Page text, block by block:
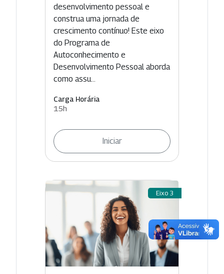
desenvolvimento pessoal e
construa uma jornada de
crescimento contínuo! Este eixo
do Programa de
Autoconhecimento e
Desenvolvimento Pessoal aborda
como assu...
Carga Horária
15h
Iniciar
Eixo 3